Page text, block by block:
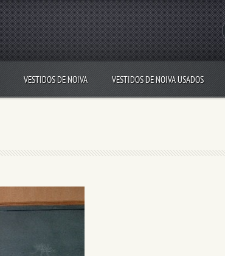
VESTIDOS DE NOIVA VESTIDOS DE NOIVA USADOS